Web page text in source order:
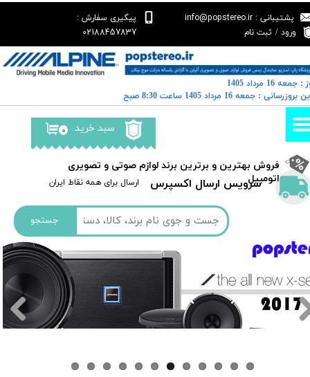
جستجو
سرویس ارسال اکسپرس ​​ارسال برای همه نقاط ایران
پشتیبانی : info@popstereo.ir
پیگیری سفارش :
02188457837
ورود / ثبت نام
حساب کاربری من
تغییر گذر واژه
سفارشات
خروج از حساب کاربری
۰ سبد خرید
​فروش بهترین و برترین برند لوازم صوتی و تصویری
اتومبیل​​​​​​​
16 مرداد 1405
: جمعه 16 مرداد 1405 ساعت 8:30 صبح